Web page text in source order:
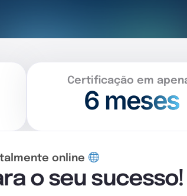
Certificação em
6 meses
online
o seu sucesso!